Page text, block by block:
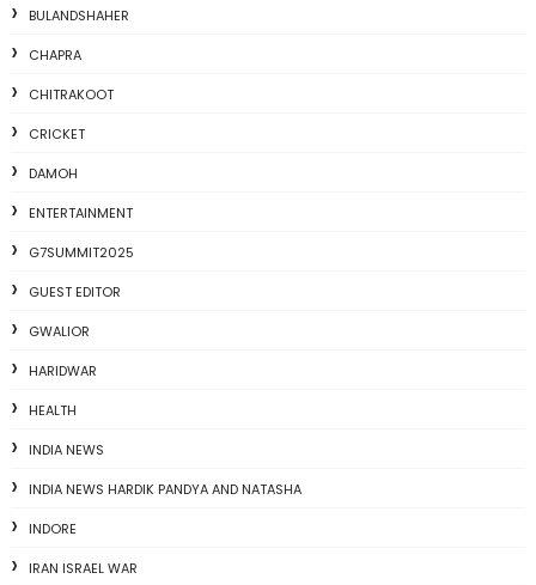
BULANDSHAHER
CHAPRA
CHITRAKOOT
CRICKET
DAMOH
ENTERTAINMENT
G7SUMMIT2025
GUEST EDITOR
GWALIOR
HARIDWAR
HEALTH
INDIA NEWS
INDIA NEWS HARDIK PANDYA AND NATASHA
INDORE
IRAN ISRAEL WAR